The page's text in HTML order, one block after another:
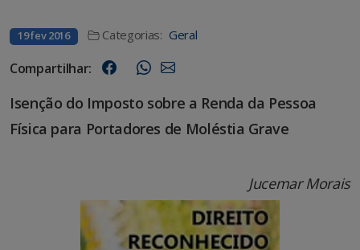
19 fev 2016 Categorias: Geral
Compartilhar:
Isenção do Imposto sobre a Renda da Pessoa
Física para Portadores de Moléstia Grave
Jucemar Morais